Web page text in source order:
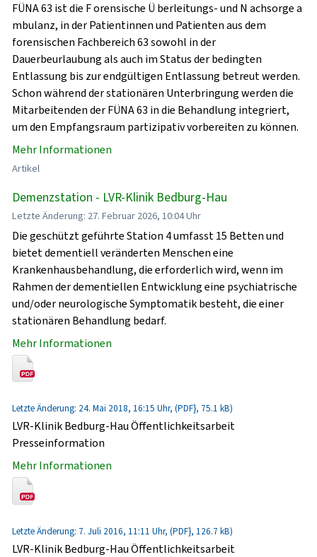
FÜNA 63 ist die F orensische Ü berleitungs- und N achsorge a
mbulanz, in der Patientinnen und Patienten aus dem
forensischen Fachbereich 63 sowohl in der
Dauerbeurlaubung als auch im Status der bedingten
Entlassung bis zur endgültigen Entlassung betreut werden.
Schon während der stationären Unterbringung werden die
Mitarbeitenden der FÜNA 63 in die Behandlung integriert,
um den Empfangsraum partizipativ vorbereiten zu können.
Mehr Informationen
Artikel
Demenzstation - LVR-Klinik Bedburg-Hau
Letzte Änderung: 27. Februar 2026, 10:04 Uhr
Die geschützt geführte Station 4 umfasst 15 Betten und
bietet dementiell veränderten Menschen eine
Krankenhausbehandlung, die erforderlich wird, wenn im
Rahmen der dementiellen Entwicklung eine psychiatrische
und/oder neurologische Symptomatik besteht, die einer
stationären Behandlung bedarf.
Mehr Informationen
Letzte Änderung: 24. Mai 2018, 16:15 Uhr, (PDF}, 75.1 kB)
LVR-Klinik Bedburg-Hau Öffentlichkeitsarbeit
Presseinformation
Mehr Informationen
Letzte Änderung: 7. Juli 2016, 11:11 Uhr, (PDF}, 126.7 kB)
LVR-Klinik Bedburg-Hau Öffentlichkeitsarbeit